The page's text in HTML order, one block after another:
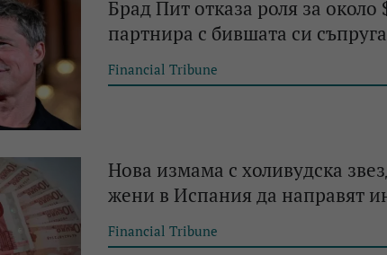
Брад Пит отказа роля за около
партнира с бившата си
Financial Tribune
Нова измама с холивудска
жени в Испания да направят
Financial Tribune